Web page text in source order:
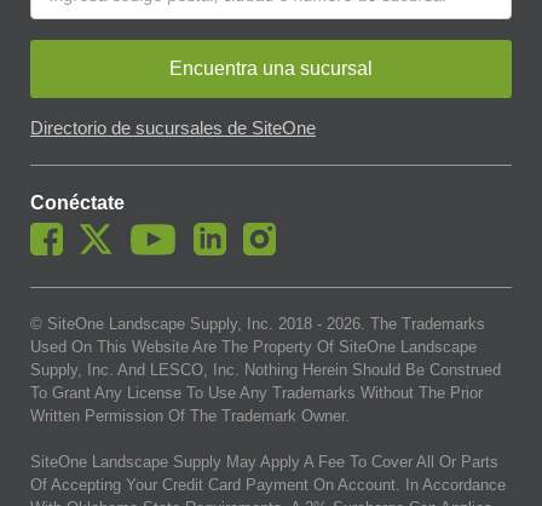
Encuentra una sucursal
Directorio de sucursales de SiteOne
Conéctate
© SiteOne Landscape Supply, Inc. 2018 - 2026 . The Trademarks
Used On This Website Are The Property Of SiteOne Landscape
Supply, Inc. And LESCO, Inc. Nothing Herein Should Be Construed
To Grant Any License To Use Any Trademarks Without The Prior
Written Permission Of The Trademark Owner.
SiteOne Landscape Supply May Apply A Fee To Cover All Or Parts
Of Accepting Your Credit Card Payment On Account. In Accordance